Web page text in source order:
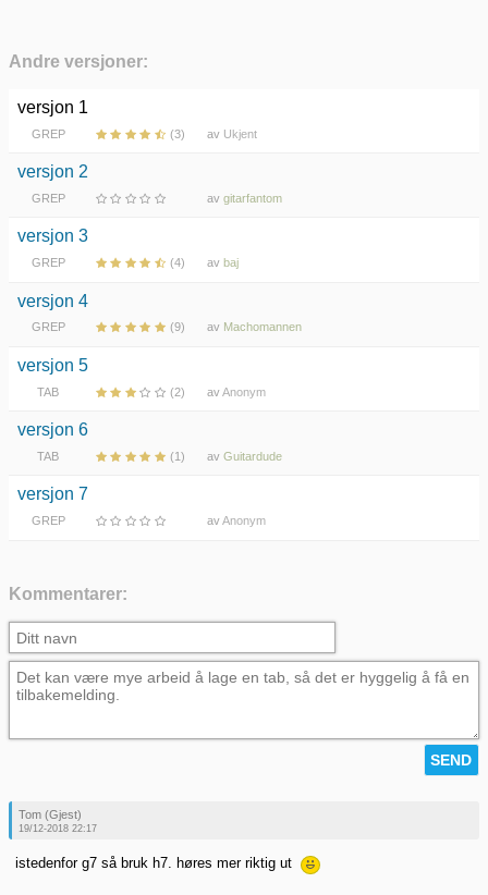
Andre versjoner:
versjon 1
GREP (3) av Ukjent
versjon 2
GREP av gitarfantom
versjon 3
GREP (4) av baj
versjon 4
GREP (9) av Machomannen
versjon 5
TAB (2) avAnonym
versjon 6
TAB (1) av Guitardude
versjon 7
GREP avAnonym
Kommentarer:
Tom (Gjest)
19/12-2018 22:17
istedenfor g7 så bruk h7. høres mer riktig ut